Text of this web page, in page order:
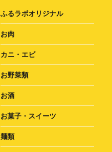
ふるラボオリジナル
お肉
カニ・エビ
お野菜類
お酒
お菓子・スイーツ
麺類